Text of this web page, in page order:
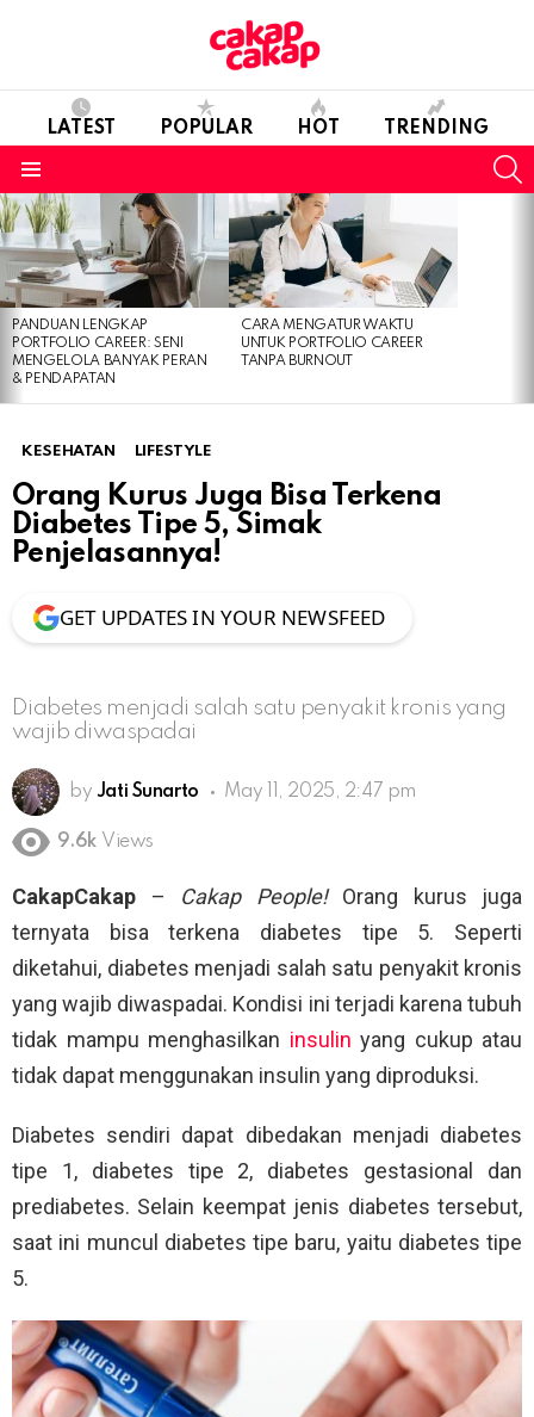
LATEST POPULAR HOT TRENDING
LATEST
STORIES
PANDUAN LENGKAP
PORTFOLIO CAREER: SENI
MENGELOLA BANYAK PERAN
& PENDAPATAN
CARA MENGATUR WAKTU
UNTUK PORTFOLIO CAREER
TANPA BURNOUT
KESEHATAN LIFESTYLE
Orang Kurus Juga Bisa Terkena
Diabetes Tipe 5, Simak
Penjelasannya!
GET UPDATES IN YOUR NEWSFEED
Diabetes menjadi salah satu penyakit kronis yang
wajib diwaspadai
by Jati Sunarto May 11, 2025, 2:47 pm
9.6k Views
CakapCakap – Cakap People!Orang kurus juga
ternyata bisa terkena diabetes tipe 5. Seperti
diketahui, diabetes menjadi salah satu penyakit kronis
yang wajib diwaspadai. Kondisi ini terjadi karena tubuh
tidak mampu menghasilkan insulin yang cukup atau
tidak dapat menggunakan insulin yang diproduksi.
Diabetes sendiri dapat dibedakan menjadi diabetes
tipe 1, diabetes tipe 2, diabetes gestasional dan
prediabetes. Selain keempat jenis diabetes tersebut,
saat ini muncul diabetes tipe baru, yaitu diabetes tipe
5.